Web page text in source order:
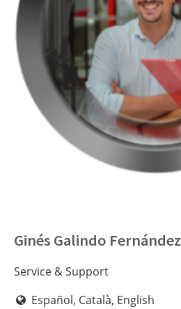
Ginés Galindo Fernández
Service & Support
Español, Català, English